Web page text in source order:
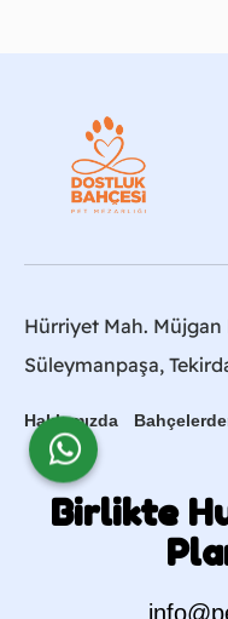
Hürriyet Mah.
Süleymanpaşa,
Hakkımızda
Birlikte